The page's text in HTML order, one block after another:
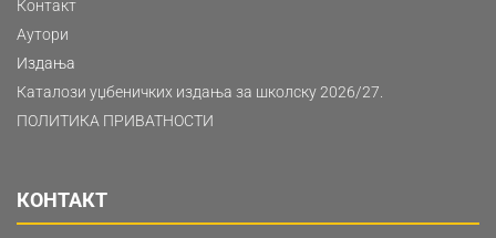
Контакт
Аутори
Издања
Каталози уџбеничких издања за школску 2026/27.
ПОЛИТИКА ПРИВАТНОСТИ
КОНТАКТ